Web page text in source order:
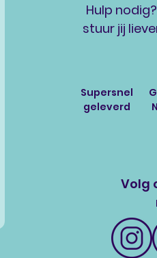
Hulp
stuur jij
Supersnel
geleverd
Volg